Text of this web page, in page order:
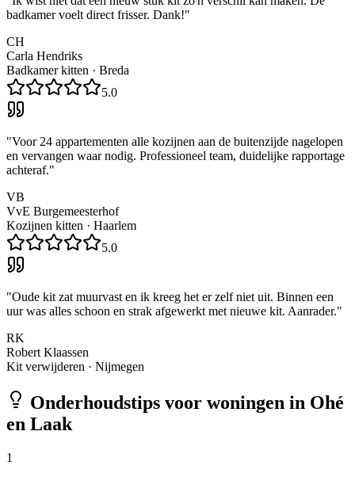
badkamer voelt direct frisser. Dank!"
CH
Carla Hendriks
Badkamer kitten · Breda
5.0
"Voor 24 appartementen alle kozijnen aan de buitenzijde nagelopen
en vervangen waar nodig. Professioneel team, duidelijke rapportage
achteraf."
VB
VvE Burgemeesterhof
Kozijnen kitten · Haarlem
5.0
"Oude kit zat muurvast en ik kreeg het er zelf niet uit. Binnen een
uur was alles schoon en strak afgewerkt met nieuwe kit. Aanrader."
RK
Robert Klaassen
Kit verwijderen · Nijmegen
Onderhoudstips voor woningen in Ohé
en Laak
1